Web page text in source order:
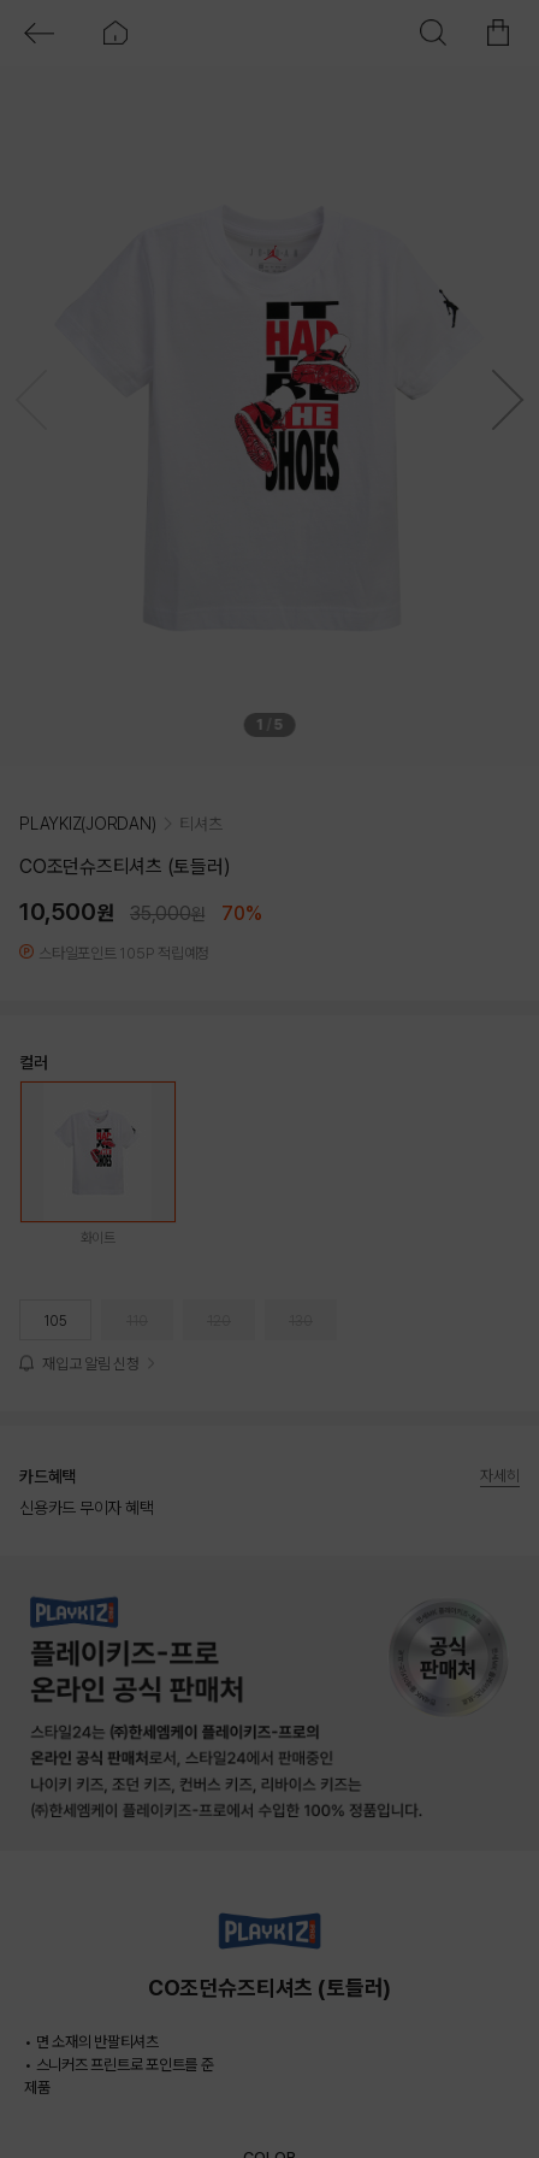
1 5
PLAYKIZ(JORDAN) 티셔츠
CO조던슈즈티셔츠 (토들러)
10,500원 35,000원 70%
스타일포인트 105P 적립예정
컬러
화이트
105
재입고 알림 신청
카드혜택
신용카드 무이자 혜택
자세히
CO조던슈즈티셔츠 (토들러)
• 면 소재의 반팔티셔츠
• 스니커즈 프린트로 포인트를 준
제품